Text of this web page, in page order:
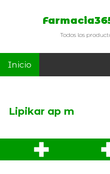
Todos los
Inicio
Lipikar ap m